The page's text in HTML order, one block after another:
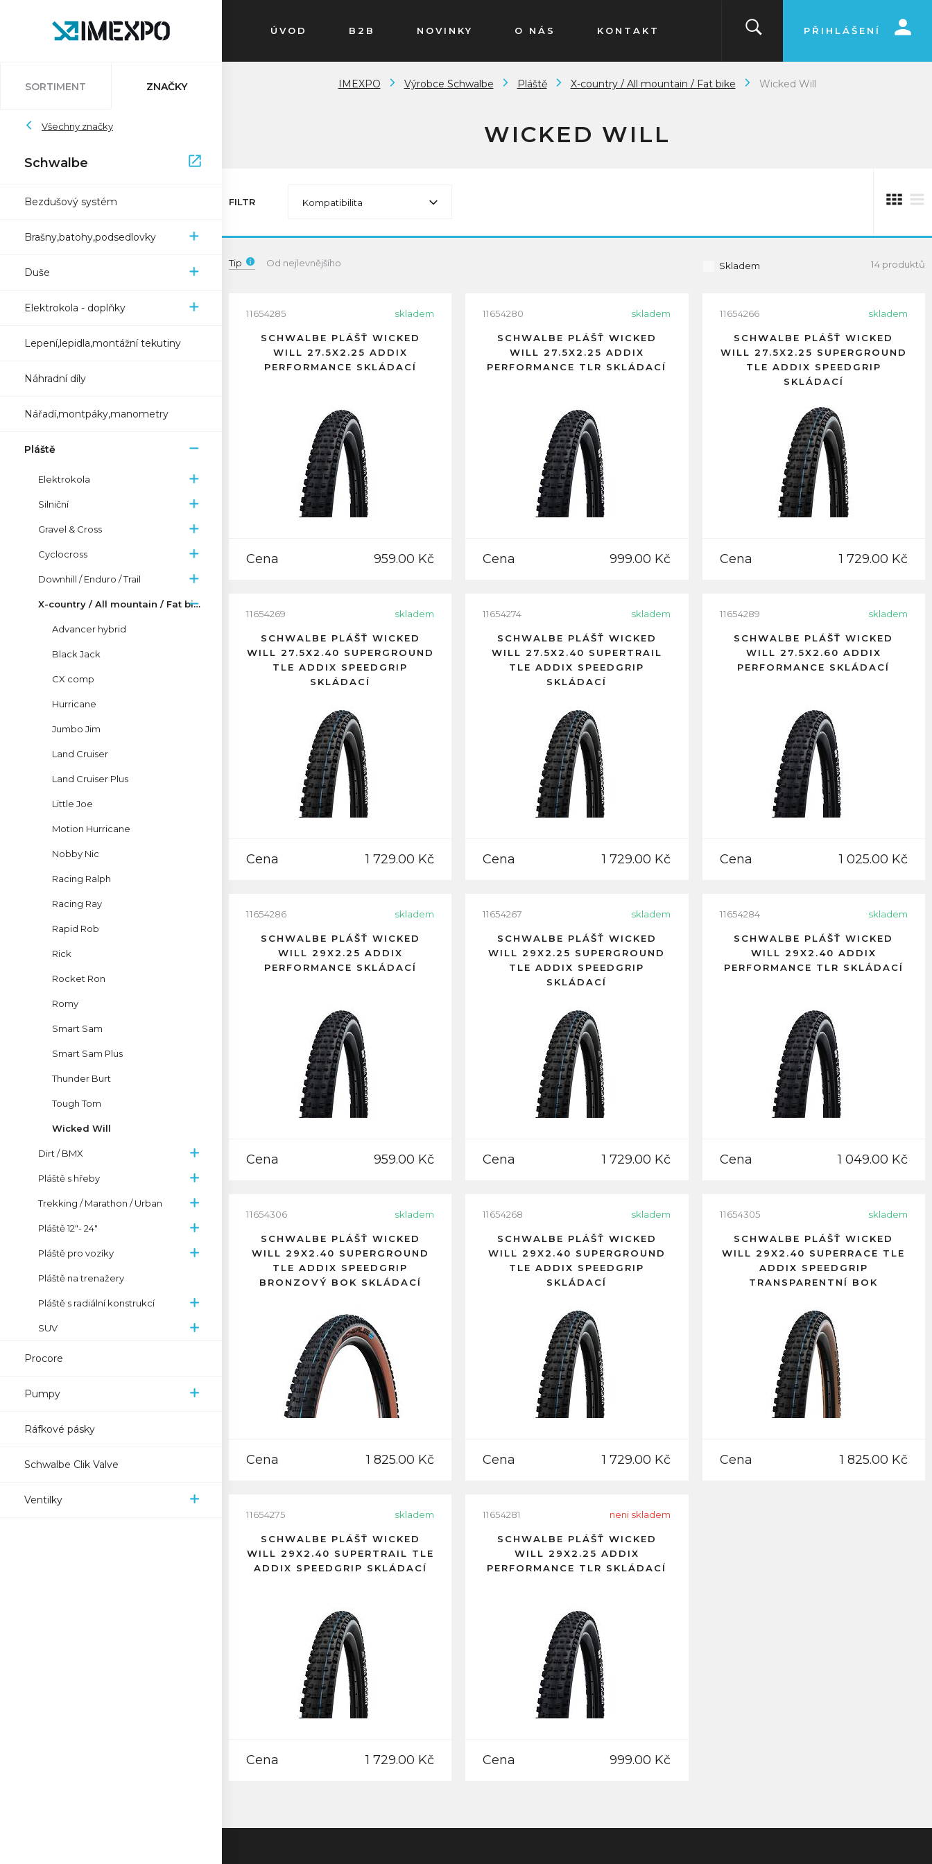
SORTIMENT ZNAČKY
Auvray
Atlantic
Bleedkit
Bosch
Impac
Schwalbe
Všechny značky
Schwalbe
Bezdušový systém
Brašny,batohy,podsedlovky
Duše
Elektrokola - doplňky
Lepení,lepidla,montážní tekutiny
Náhradní díly
Nářadí,montpáky,manometry
Pláště
Elektrokola
Silniční
Gravel & Cross
Cyclocross
Downhill / Enduro / Trail
X-country / All mountain / Fat bike
Advancer hybrid
Black Jack
CX comp
Hurricane
Jumbo Jim
Land Cruiser
Land Cruiser Plus
Little Joe
Motion Hurricane
Nobby Nic
Racing Ralph
Racing Ray
Rapid Rob
Rick
Rocket Ron
Romy
Smart Sam
Smart Sam Plus
Thunder Burt
Tough Tom
Wicked Will
Dirt / BMX
Pláště s hřeby
Trekking / Marathon / Urban
Pláště 12"- 24"
Pláště pro vozíky
Pláště na trenažery
Pláště s radiální konstrukcí
SUV
Procore
Pumpy
Ráfkové pásky
Schwalbe Clik Valve
Ventilky
Pletscher
Ryde
Sapim
Trelock
Zefal
XON
ÚVOD B2B NOVINKY O NÁS KONTAKT PŘIHLÁŠENÍ
IMEXPO Výrobce Schwalbe Pláště X-country / All mountain / Fat bike Wicked Will
WICKED WILL
FILTR Kompatibilita
Tip Od nejlevnějšího Skladem 14 produktů
11654285 skladem
SCHWALBE PLÁŠŤ WICKED
WILL 27.5X2.25 ADDIX
PERFORMANCE SKLÁDACÍ
Cena 959.00 Kč
11654280 skladem
SCHWALBE PLÁŠŤ WICKED
WILL 27.5X2.25 ADDIX
PERFORMANCE TLR SKLÁDACÍ
Cena 999.00 Kč
11654266 skladem
SCHWALBE PLÁŠŤ WICKED
WILL 27.5X2.25 SUPERGROUND
TLE ADDIX SPEEDGRIP
SKLÁDACÍ
Cena 1 729.00 Kč
11654269 skladem
SCHWALBE PLÁŠŤ WICKED
WILL 27.5X2.40 SUPERGROUND
TLE ADDIX SPEEDGRIP
SKLÁDACÍ
Cena 1 729.00 Kč
11654274 skladem
SCHWALBE PLÁŠŤ WICKED
WILL 27.5X2.40 SUPERTRAIL
TLE ADDIX SPEEDGRIP
SKLÁDACÍ
Cena 1 729.00 Kč
11654289 skladem
SCHWALBE PLÁŠŤ WICKED
WILL 27.5X2.60 ADDIX
PERFORMANCE SKLÁDACÍ
Cena 1 025.00 Kč
11654286 skladem
SCHWALBE PLÁŠŤ WICKED
WILL 29X2.25 ADDIX
PERFORMANCE SKLÁDACÍ
Cena 959.00 Kč
11654267 skladem
SCHWALBE PLÁŠŤ WICKED
WILL 29X2.25 SUPERGROUND
TLE ADDIX SPEEDGRIP
SKLÁDACÍ
Cena 1 729.00 Kč
11654284 skladem
SCHWALBE PLÁŠŤ WICKED
WILL 29X2.40 ADDIX
PERFORMANCE TLR SKLÁDACÍ
Cena 1 049.00 Kč
11654306 skladem
SCHWALBE PLÁŠŤ WICKED
WILL 29X2.40 SUPERGROUND
TLE ADDIX SPEEDGRIP
BRONZOVÝ BOK SKLÁDACÍ
Cena 1 825.00 Kč
11654268 skladem
SCHWALBE PLÁŠŤ WICKED
WILL 29X2.40 SUPERGROUND
TLE ADDIX SPEEDGRIP
SKLÁDACÍ
Cena 1 729.00 Kč
11654305 skladem
SCHWALBE PLÁŠŤ WICKED
WILL 29X2.40 SUPERRACE TLE
ADDIX SPEEDGRIP
TRANSPARENTNÍ BOK
Cena 1 825.00 Kč
11654275 skladem
SCHWALBE PLÁŠŤ WICKED
WILL 29X2.40 SUPERTRAIL TLE
ADDIX SPEEDGRIP SKLÁDACÍ
Cena 1 729.00 Kč
11654281 neni skladem
SCHWALBE PLÁŠŤ WICKED
WILL 29X2.25 ADDIX
PERFORMANCE TLR SKLÁDACÍ
Cena 999.00 Kč